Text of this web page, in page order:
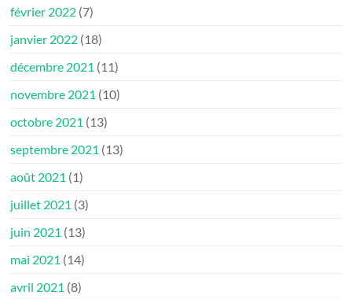
février 2022 (7)
janvier 2022 (18)
décembre 2021 (11)
novembre 2021 (10)
octobre 2021 (13)
septembre 2021 (13)
août 2021 (1)
juillet 2021 (3)
juin 2021 (13)
mai 2021 (14)
avril 2021 (8)